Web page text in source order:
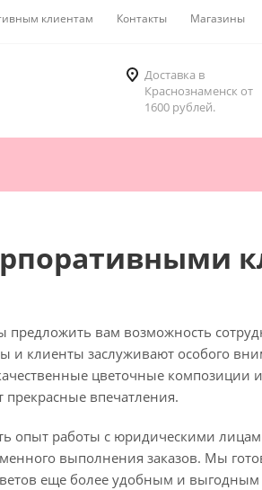
клиентам Контакты Магазины
Доставка в
Краснознаменск от
1600 рублей.
вам возможность
и клиенты заслуживают особого
цветочные композиции
прекрасные впечатления.
опыт работы с юридическими
выполнения заказов. Мы
еще более удобным и